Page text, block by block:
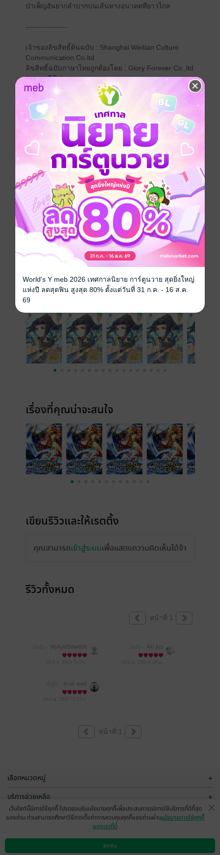
บำเพ็ญอันยากลำบากบนเส้นทางอนาคตที่ยาวไกล
-----------------
เจ้าของลิขสิทธิ์ต้นฉบับ : Shanghai Weitian Culture
Communication.Co.ltd
ลิขสิทธิ์ฉบับภาษาไทยถูกต้องโดย : Glory Forever Co.,ltd
(สนพ.กวีบุ๊ค)
ประพันธ์โดย : 天蚕土豆 (เทียนถานถู่โต้ว)
ภาพ : Dr.大 吉 (ดร.ต้าจี๋)
บรรณาธิการไทย ：จุฑามาศ ชาติภูธร
แปลภาษาไทยโดย : เจียโหยว
การ์ตูนจีน หนังสือแปล กำลังภายใน
แฟนตาซี
ซีรีส์ อภินิหาร ทายาทมังกรจอมราชัน
ประเภทไฟล์
วันที่วางขาย 26 กุมภาพันธ์ 2565
ความยาว 97 หน้า
เล่มอื่นๆ ในซีรีส์
เรื่องที่คุณน่าจะสนใจ
เขียนรีวิวและให้เรตติ้ง
คุณสามารถเข้าสู่ระบบเพื่อแสดงความคิดเห็นได้จ้า
รีวิวทั้งหมด
หน้าที่ 1
MjAyMS0wMi0
xMiAwODozNjozMw==
Aki Jus
ซาวด์ เดอร์
หน้าที่ 1
เลือกหมวดหมู่ +
บริการช่วยเหลือ +
เกี่ยวกับเรา
ดาวน์โหลดแอป วิธีการใช้งาน ติดต่อเรา
เว็บไซต์นี้มีการใช้คุกกี้ โปรดยอมรับนโยบายคุกกี้เพื่อประสบการณ์การใช้บริการที่ดีที่สุด
ของท่าน ท่านสามารถศึกษาวิธีการตั้งค่าการควบคุมคุกกี้ของท่านผ่านนโยบายการใช้คุกกี้
ของเราที่นี่
ตกลง
World's Y meb 2026 เทศกาลนิยาย การ์ตูนวาย สุดยิ่งใหญ่
แห่งปี ลดสุดฟิน สูงสุด 80% ตั้งแต่วันที่ 31 ก.ค. - 16 ส.ค.
69